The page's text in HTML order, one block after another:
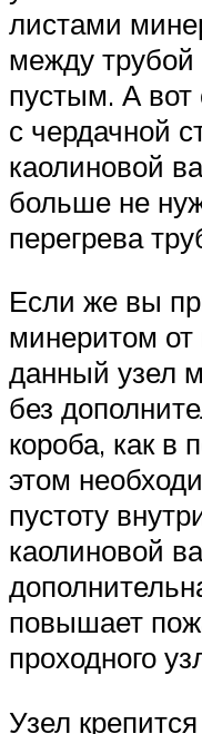
листами
между
пустым. А
с чердачной
каолиновой
больше не
перегрева
Если же вы
минеритом
данный узел
без
короба, как в
этом
пустоту
каолиновой
повышает
проходного
Узел